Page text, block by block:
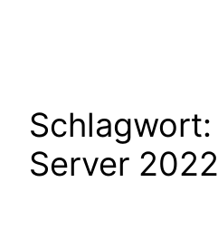
Schlagwort:
Server 2022